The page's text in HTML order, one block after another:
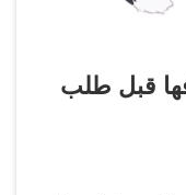
قبل طلب